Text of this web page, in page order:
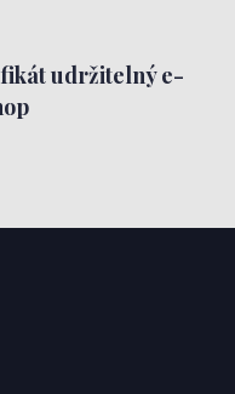
udržitelný e-